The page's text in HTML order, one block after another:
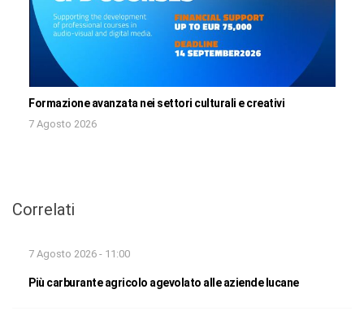
Formazione avanzata nei settori culturali e creativi
7 Agosto 2026
Correlati
7 Agosto 2026 - 11:00
Più carburante agricolo agevolato alle aziende lucane